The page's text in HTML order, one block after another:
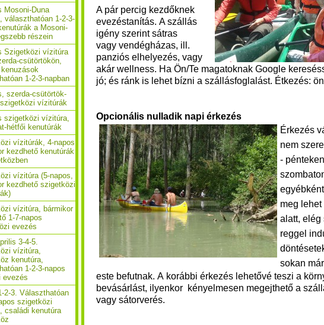
A pár percig kezdőknek
evezéstanítás. A szállás
igény szerint sátras
vagy vendégházas, ill.
panziós elhelyezés, vagy
akár wellness. Ha Ön/Te magatoknak Google
jó; és ránk is lehet bízni a szállásfoglalást. Étkezés:
Opcionális nulladik napi érkezés
Érkezés
nem
-
meg
alatt, elég
reggel
sokan
este befutnak. A korábbi érkezés lehetővé teszi a
bevásárlást, ilyenkor kényelmesen megejthető a
vagy sátorverés.
Mosoni-Duna
választhatóan 1-2-3-
a Mosoni-
részein
Szigetközi vízitúra
csütörtökön,
1-2-3-napban
szerda-csütörtök-
vízitúrák
szigetközi vízitúra,
hétfői kenutúrák
vízitúrák, 4-napos
kezdhető kenutúrák
vízitúra (5-napos,
kezdhető szigetközi
vízitúra, bármikor
1-7-napos
evezés
3-4-5.
vízitúra,
kenutúra,
1-2-3-napos
evezés
2-3. Választhatóan
szigetközi
családi kenutúra